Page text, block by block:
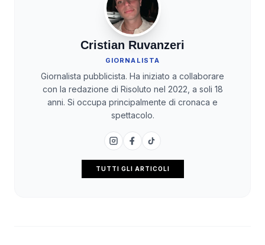
Cristian Ruvanzeri
GIORNALISTA
Giornalista pubblicista. Ha iniziato a collaborare
con la redazione di Risoluto nel 2022, a soli 18
anni. Si occupa principalmente di cronaca e
spettacolo.
TUTTI GLI ARTICOLI